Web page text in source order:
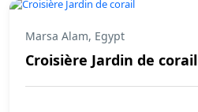
Marsa Alam, Egypt
Croisière Jardin de corail